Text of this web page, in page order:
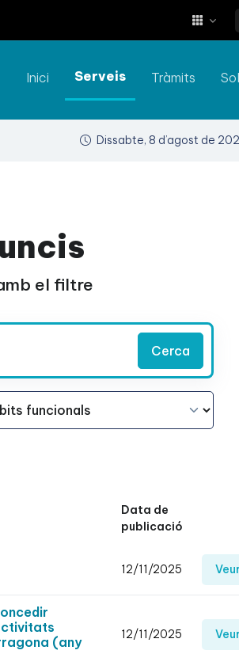
Inici Serveis Tràmits
Dissabte, 8 d’agost de
el filtre
Cerca
Data de
publicació
12/11/2025
(any
12/11/2025